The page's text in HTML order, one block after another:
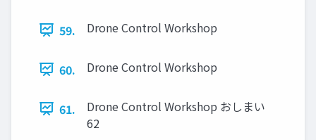
59. Drone Control Workshop
60. Drone Control Workshop
61.
Drone Control Workshop おしまい
62